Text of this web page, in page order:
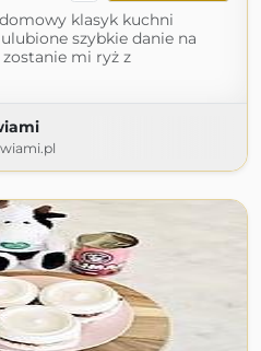
klasyk kuchni
szybkie danie na
mi ryż z